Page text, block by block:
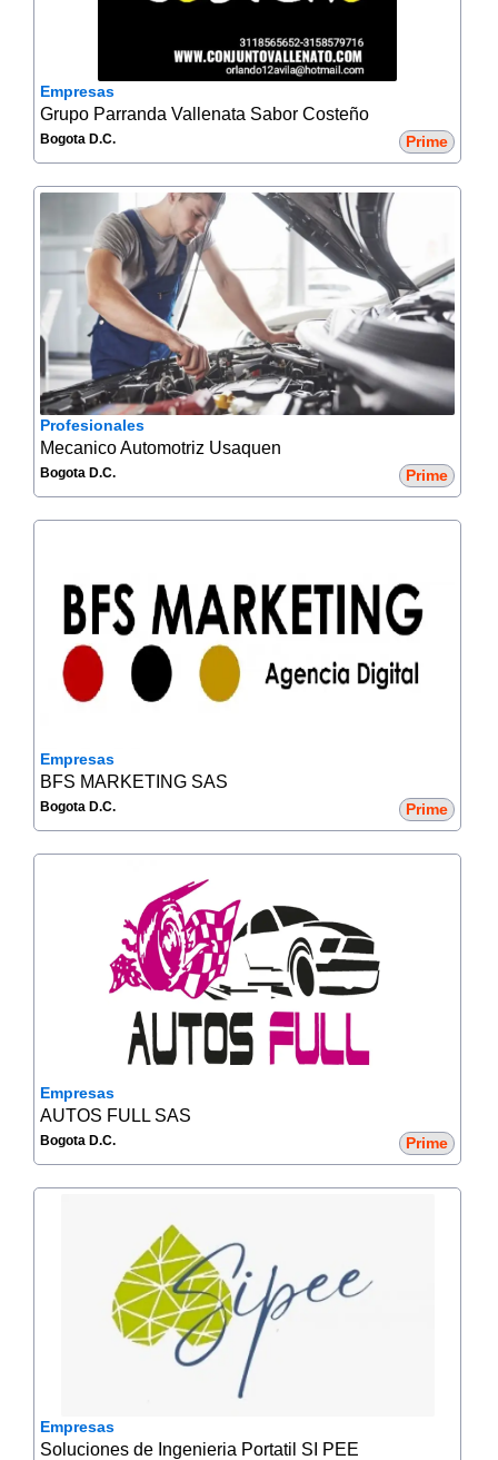
Empresas
Grupo Parranda Vallenata Sabor Costeño
Bogota D.C. Prime
Profesionales
Mecanico Automotriz Usaquen
Bogota D.C. Prime
Empresas
BFS MARKETING SAS
Bogota D.C. Prime
Empresas
AUTOS FULL SAS
Bogota D.C. Prime
Empresas
Soluciones de Ingenieria Portatil SI PEE